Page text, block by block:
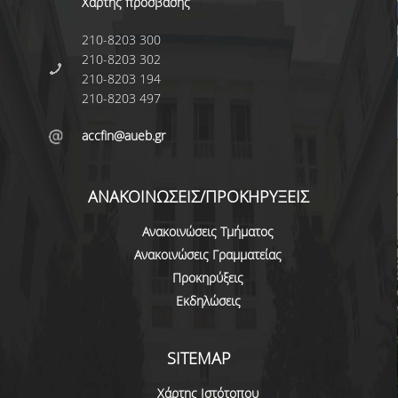
Ε.ΔΙ.Π
ΔΙΟΙΚΗΤΙΚΟ ΠΡΟΣΩΠΙΚΟ
ΥΠΟΨΗΦΙΟΙ ΔΙΔΑΚΤΟΡΕΣ
ΜΗΤΡΩΑ ΤΜΗΜΑΤΟΣ
ΣΠΟΥΔΕΣ
ΠΡΟΠΤΥΧΙΑΚΕΣ
ΜΑΘΗΜΑΤΑ ΠΡΟΓΡΑΜΜΑΤΟΣ ΣΠΟΥΔΩΝ
ΑΚΑΔΗΜΑΪΚΟ ΗΜΕΡΟΛΟΓΙΟ
210-8203 300
210-8203 302
210-8203 194
210-8203 497
accfin@aueb.gr
ΑΝΑΚΟΙΝΩΣΕΙΣ/ΠΡΟΚΗΡΥΞΕΙΣ
Ανακοινώσεις Τμήματος
Ανακοινώσεις Γραμματείας
Προκηρύξεις
Εκδηλώσεις
SITEMAP
Χάρτης Ιστότοπου